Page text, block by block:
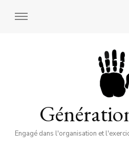
Engagé dans l'organisation et